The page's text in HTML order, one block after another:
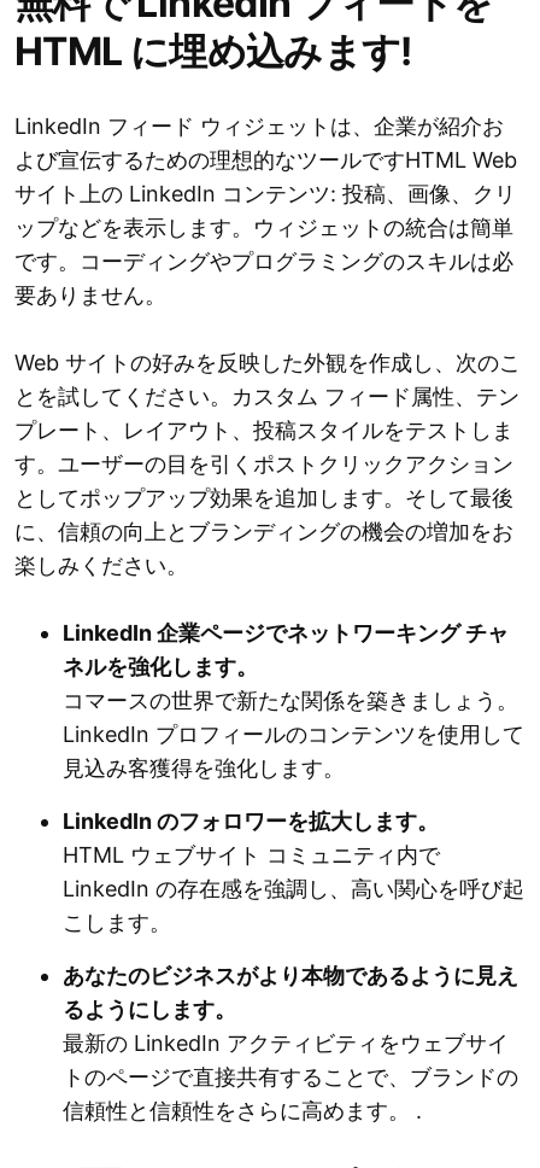
HTML に埋め込みます!
LinkedIn フィード ウィジェットは、企業が紹介お
よび宣伝するための理想的なツールですHTML Web
サイト上の LinkedIn コンテンツ: 投稿、画像、クリ
ップなどを表示します。ウィジェットの統合は簡単
です。コーディングやプログラミングのスキルは必
要ありません。
Web サイトの好みを反映した外観を作成し、次のこ
とを試してください。カスタム フィード属性、テン
プレート、レイアウト、投稿スタイルをテストしま
す。ユーザーの目を引くポストクリックアクション
としてポップアップ効果を追加します。そして最後
に、信頼の向上とブランディングの機会の増加をお
楽しみください。
LinkedIn 企業ページでネットワーキング チャ
ネルを強化します。
コマースの世界で新たな関係を築きましょう。
LinkedIn プロフィールのコンテンツを使用して
見込み客獲得を強化します。
LinkedIn のフォロワーを拡大します。
HTML ウェブサイト コミュニティ内で
LinkedIn の存在感を強調し、高い関心を呼び起
こします。
あなたのビジネスがより本物であるように見え
るようにします。
最新の LinkedIn アクティビティをウェブサイ
トのページで直接共有することで、ブランドの
信頼性と信頼性をさらに高めます。 .